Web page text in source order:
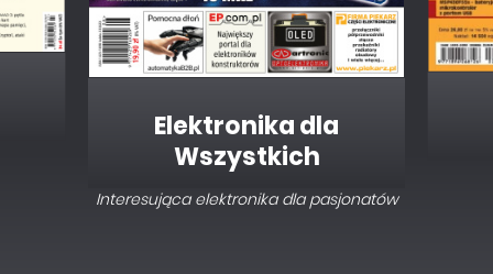
Elektronika dla
Wszystkich
Interesująca elektronika dla pasjonatów